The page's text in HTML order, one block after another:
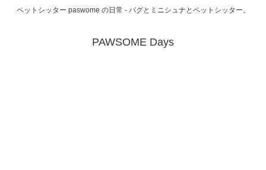
ペットシッター paswome の日常 - パグとミニシュナとペットシッター。
PAWSOME Days